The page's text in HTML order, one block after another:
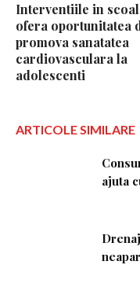
Interventiile in
ofera oportunitatea
promova sanatatea
cardiovasculara la
adolescenti
ARTICOLE SIMILARE
ajuta